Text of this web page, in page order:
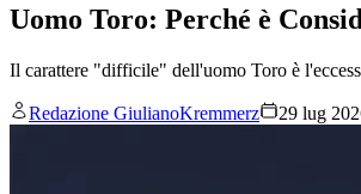
Uomo Toro: Perché è
Il carattere "difficile" dell'uomo Toro è
Redazione GiulianoKremmerz 29 lug